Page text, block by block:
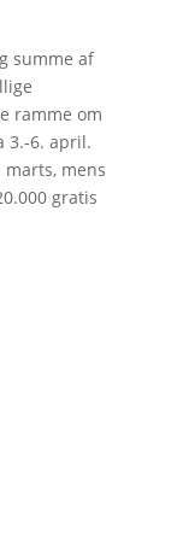
summe af
ramme om
3.-6. april.
mens
gratis